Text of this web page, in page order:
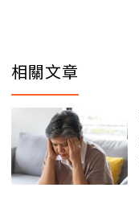
相關文章